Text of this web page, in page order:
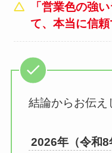
「営業色の強
て、本当に信頼
結論からお伝え
2026年（令和